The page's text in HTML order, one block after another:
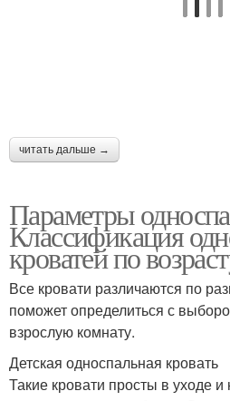
читать дальше →
Параметры
Классификация
кроватей по
Все кровати различаются по
поможет определиться с
взрослую комнату.
Детская односпальная кровать
Такие кровати просты в уходе